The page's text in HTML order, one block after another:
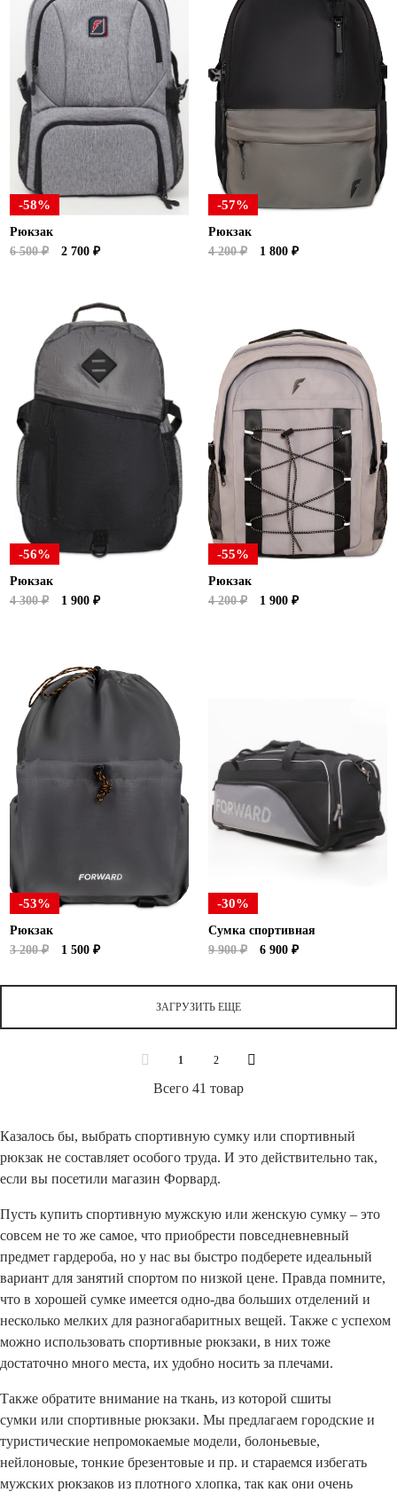
-58%
Рюкзак
6 500 ₽
2 700 ₽
-57%
Рюкзак
4 200 ₽
1 800 ₽
-56%
Рюкзак
4 300 ₽
1 900 ₽
-55%
Рюкзак
4 200 ₽
1 900 ₽
-53%
Рюкзак
3 200 ₽
1 500 ₽
-30%
Сумка спортивная
9 900 ₽
6 900 ₽
ЗАГРУЗИТЬ ЕЩЕ
1 2
Всего 41 товар
Казалось бы, выбрать спортивную сумку или спортивный
рюкзак не составляет особого труда. И это действительно так,
если вы посетили магазин Форвард.
Пусть купить спортивную мужскую или женскую сумку – это
совсем не то же самое, что приобрести повседневневный
предмет гардероба, но у нас вы быстро подберете идеальный
вариант для занятий спортом по низкой цене. Правда помните,
что в хорошей сумке имеется одно-два больших отделений и
несколько мелких для разногабаритных вещей. Также с успехом
можно использовать спортивные рюкзаки, в них тоже
достаточно много места, их удобно носить за плечами.
Также обратите внимание на ткань, из которой сшиты
сумки или спортивные рюкзаки. Мы предлагаем городские и
туристические непромокаемые модели, болоньевые,
нейлоновые, тонкие брезентовые и пр. и стараемся избегать
мужских рюкзаков из плотного хлопка, так как они очень